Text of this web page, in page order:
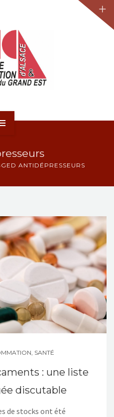
ANTIDÉPRESSEURS
SANTÉ
: une liste
discutable
de stocks ont été